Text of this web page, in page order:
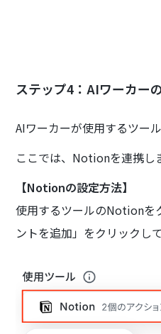
ステップ4：AIワーカー
AIワーカーが使用するツー
ここでは、Notionを連携し
【Notionの設定方法】
使用するツールのNotionを
ントを追加」をクリックし